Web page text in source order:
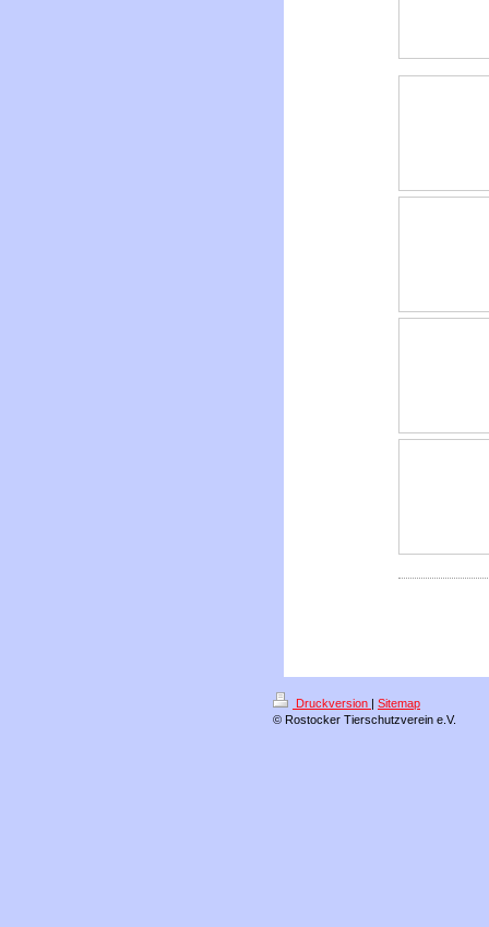
Druckversion | Sitemap
© Rostocker Tierschutzverein e.V.